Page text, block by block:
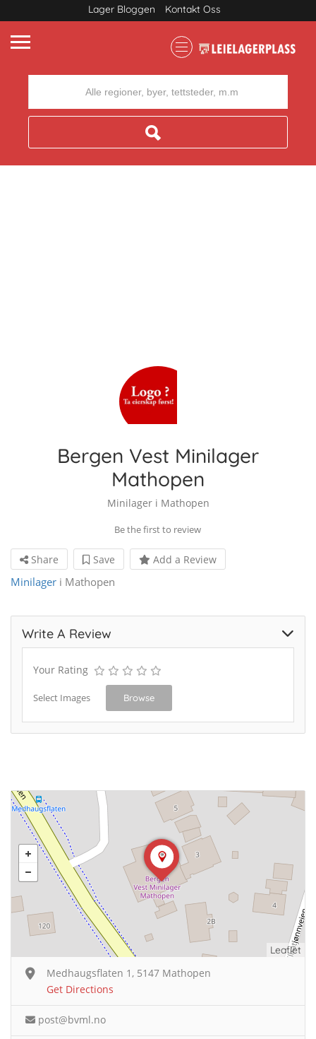
Lager Bloggen Kontakt Oss
Bergen Vest Minilager
Mathopen
Minilager i Mathopen
Be the first to review
Share Save Add a Review
Minilager i Mathopen
Write A Review
Your Rating
Select Images Browse
Leaflet
Medhaugsflaten 1, 5147 Mathopen
Get Directions
post@bvml.no